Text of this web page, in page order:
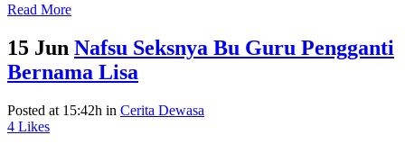
Read More
15 Jun Nafsu Seksnya Bu Guru Pengganti
Bernama Lisa
Posted at 15:42h in Cerita Dewasa
4 Likes